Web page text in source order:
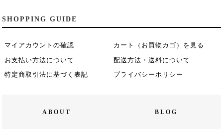
SHOPPING GUIDE
マイアカウントの確認
カート（お買物カゴ）を見る
お支払い方法について
配送方法・送料について
特定商取引法に基づく表記
プライバシーポリシー
ABOUT BLOG